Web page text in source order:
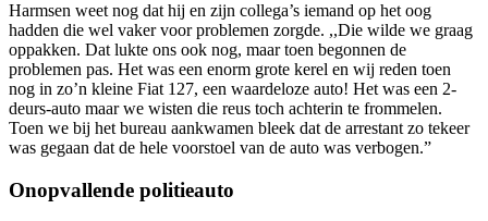
Harmsen weet nog dat hij en zijn collega’s iemand op het oog
hadden die wel vaker voor problemen zorgde. ,,Die wilde we graag
oppakken. Dat lukte ons ook nog, maar toen begonnen de
problemen pas. Het was een enorm grote kerel en wij reden toen
nog in zo’n kleine Fiat 127, een waardeloze auto! Het was een 2-
deurs-auto maar we wisten die reus toch achterin te frommelen.
Toen we bij het bureau aankwamen bleek dat de arrestant zo tekeer
was gegaan dat de hele voorstoel van de auto was verbogen.”
Onopvallende politieauto